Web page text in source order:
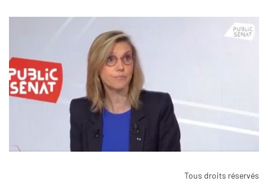
Tous droits réservés